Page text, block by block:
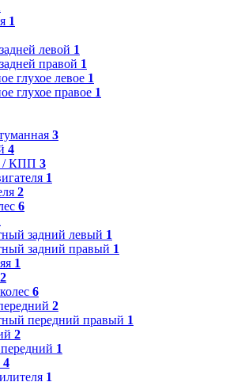
1
левой 1
правой 1
глухое левое 1
глухое правое 1
3
4
/ КПП 3
1
2
6
задний левый 1
задний правый 1
1
2
6
2
передний правый 1
2
1
4
1